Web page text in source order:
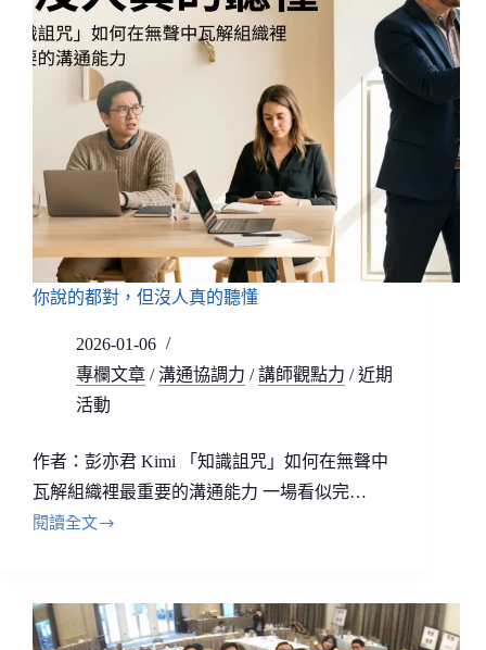
你說的都對，但沒人真的聽懂
2026-01-06
專欄文章 / 溝通協調力 /講師觀點力 /近期
活動
作者：彭亦君 Kimi 「知識詛咒」如何在無聲中
瓦解組織裡最重要的溝通能力 一場看似完…
閱讀全文